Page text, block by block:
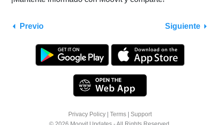
Previo Siguiente
Privacy Policy Terms
Support